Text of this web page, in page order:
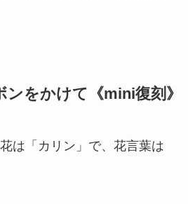
をかけて《mini復刻》
は「カリン」で、花言葉は